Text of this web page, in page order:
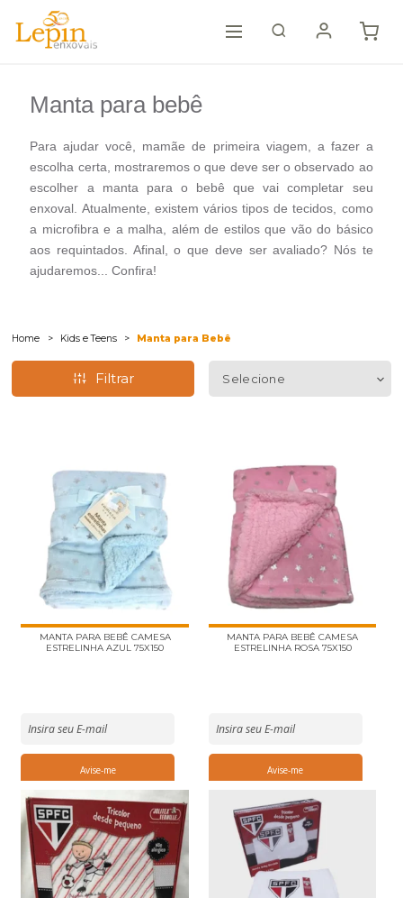
Manta para bebê
Para ajudar você, mamãe de primeira viagem, a fazer a
escolha certa, mostraremos o que deve ser o observado ao
escolher a manta para o bebê que vai completar seu
enxoval. Atualmente, existem vários tipos de tecidos, como
a microfibra e a malha, além de estilos que vão do básico
aos requintados. Afinal, o que deve ser avaliado? Nós te
ajudaremos... Confira!
Home Kids e Teens Manta para Bebê
Filtrar
MANTA PARA BEBÊ CAMESA
ESTRELINHA AZUL 75X150
MANTA PARA BEBÊ CAMESA
ESTRELINHA ROSA 75X150